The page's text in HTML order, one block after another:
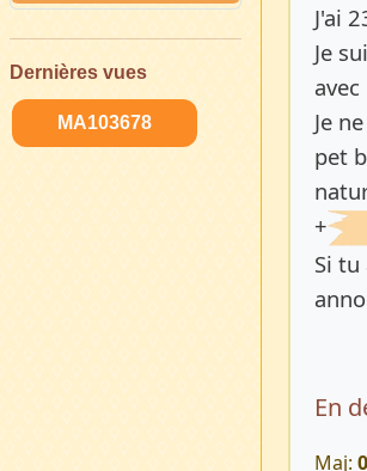
Dernières vues
MA103678
J'ai
Je
Je
pet
+
Si
En
Maj: